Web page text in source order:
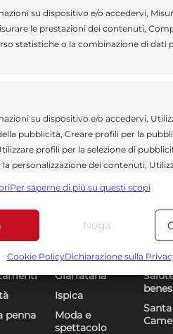
su dispositivo e/o accedervi,
le prestazioni dei contenuti,
statistiche o la combinazione di dati
su dispositivo e/o accedervi,
pubblicità, Creare profili per la
profili per la selezione di
personalizzazione dei contenuti,
per la selezione dei contenuti.
dati provenienti da altre fonti di
geolocalizzazione precisi,
Per saperne di più su questi scopi
Nega
Cookie PolicyDichiarazione sulla
penna
Giarratana
Ispica
Moda e
spettacolo